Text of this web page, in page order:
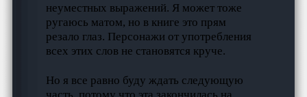
неуместных выражений. Я может тоже
ругаюсь матом, но в книге это прям
резало глаз. Персонажи от употребления
всех этих слов не становятся круче.
Но я все равно буду ждать следующую